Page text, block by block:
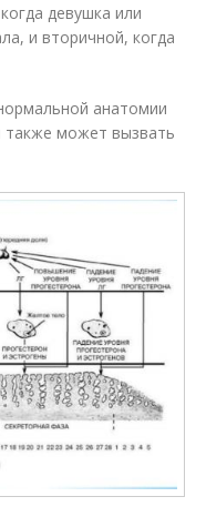
девушка или
и вторичной, когда
анатомии
также может вызвать